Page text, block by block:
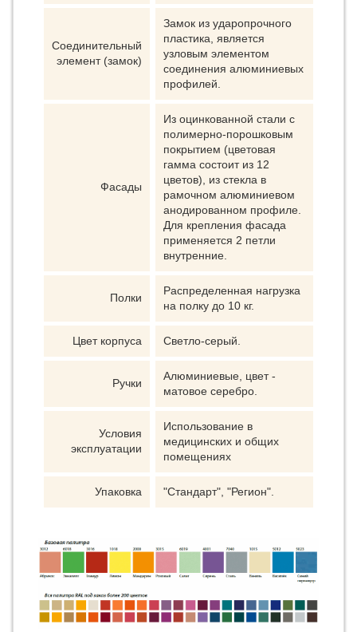
Соединительный
элемент (замок)
Замок из ударопрочного
пластика, является
узловым элементом
соединения алюминиевых
профилей.
Фасады
Из оцинкованной стали с
полимерно-порошковым
покрытием (цветовая
гамма состоит из 12
цветов), из стекла в
рамочном алюминиевом
анодированном профиле.
Для крепления фасада
применяется 2 петли
внутренние.
Полки
Распределенная нагрузка
на полку до 10 кг.
Цвет корпуса Светло-серый.
Ручки
Алюминиевые, цвет -
матовое серебро.
Условия
эксплуатации
Использование в
медицинских и общих
помещениях
Упаковка "Стандарт", "Регион".